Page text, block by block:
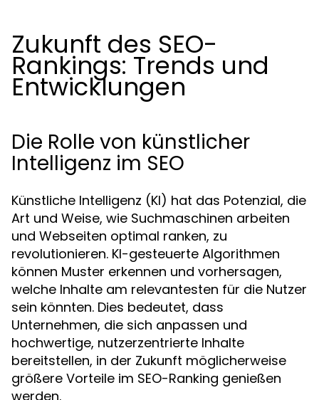
Zukunft des SEO-
Rankings: Trends und
Entwicklungen
Die Rolle von künstlicher
Intelligenz im SEO
Künstliche Intelligenz (KI) hat das Potenzial, die
Art und Weise, wie Suchmaschinen arbeiten
und Webseiten optimal ranken, zu
revolutionieren. KI-gesteuerte Algorithmen
können Muster erkennen und vorhersagen,
welche Inhalte am relevantesten für die Nutzer
sein könnten. Dies bedeutet, dass
Unternehmen, die sich anpassen und
hochwertige, nutzerzentrierte Inhalte
bereitstellen, in der Zukunft möglicherweise
größere Vorteile im SEO-Ranking genießen
werden.